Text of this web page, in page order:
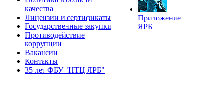
качества
Лицензии и сертификаты
Государственные закупки
Противодействие
коррупции
Вакансии
Контакты
35 лет ФБУ "НТЦ ЯРБ"
Приложение
ЯРБ